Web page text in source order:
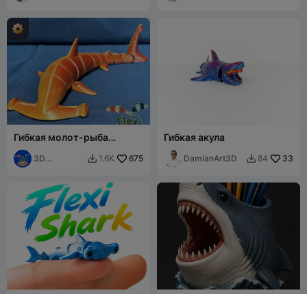
Гибкая молот-рыба
(печать целиком)
3D
 1.6K 675
Гибкая акула
DamianArt3D  84 33